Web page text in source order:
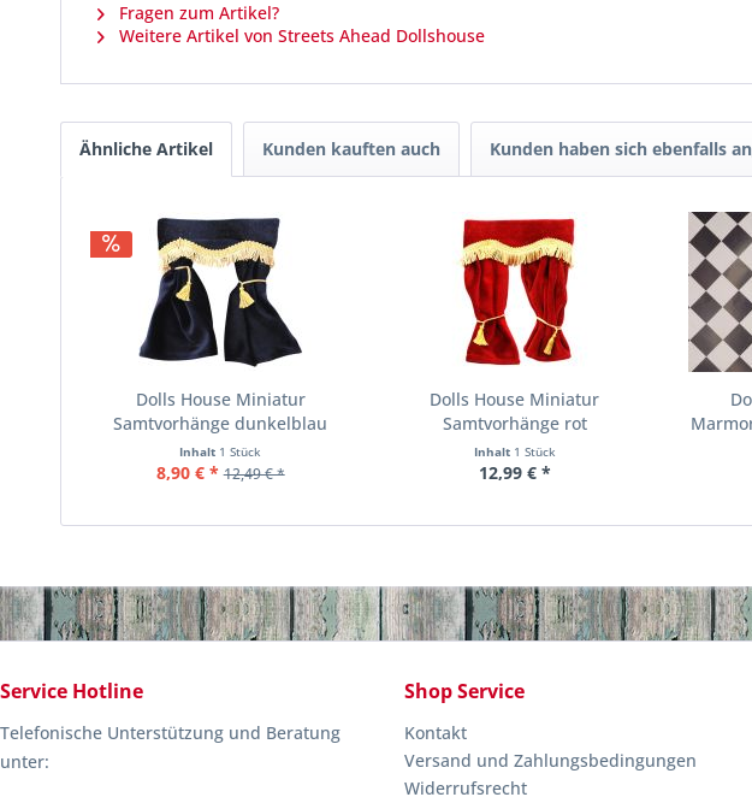
Fragen zum Artikel?
Weitere Artikel von Streets Ahead Dollshouse
Ähnliche Artikel Kunden kauften auch Kunden haben sich ebenfalls
Dolls House Miniatur
Samtvorhänge dunkelblau
Inhalt 1 Stück
8,90 € * 12,49 € *
Dolls House Miniatur
Samtvorhänge rot
Inhalt 1 Stück
12,99 € *
Service Hotline
Telefonische Unterstützung und Beratung
unter:
Shop Service
Kontakt
Versand und Zahlungsbedingungen
Widerrufsrecht